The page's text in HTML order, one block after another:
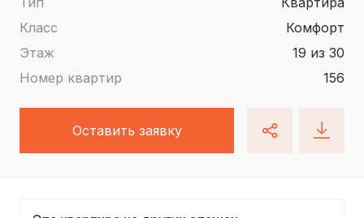
Класс
Комфорт
Этаж
19 из 30
Номер квартир
156
Оставить заявку